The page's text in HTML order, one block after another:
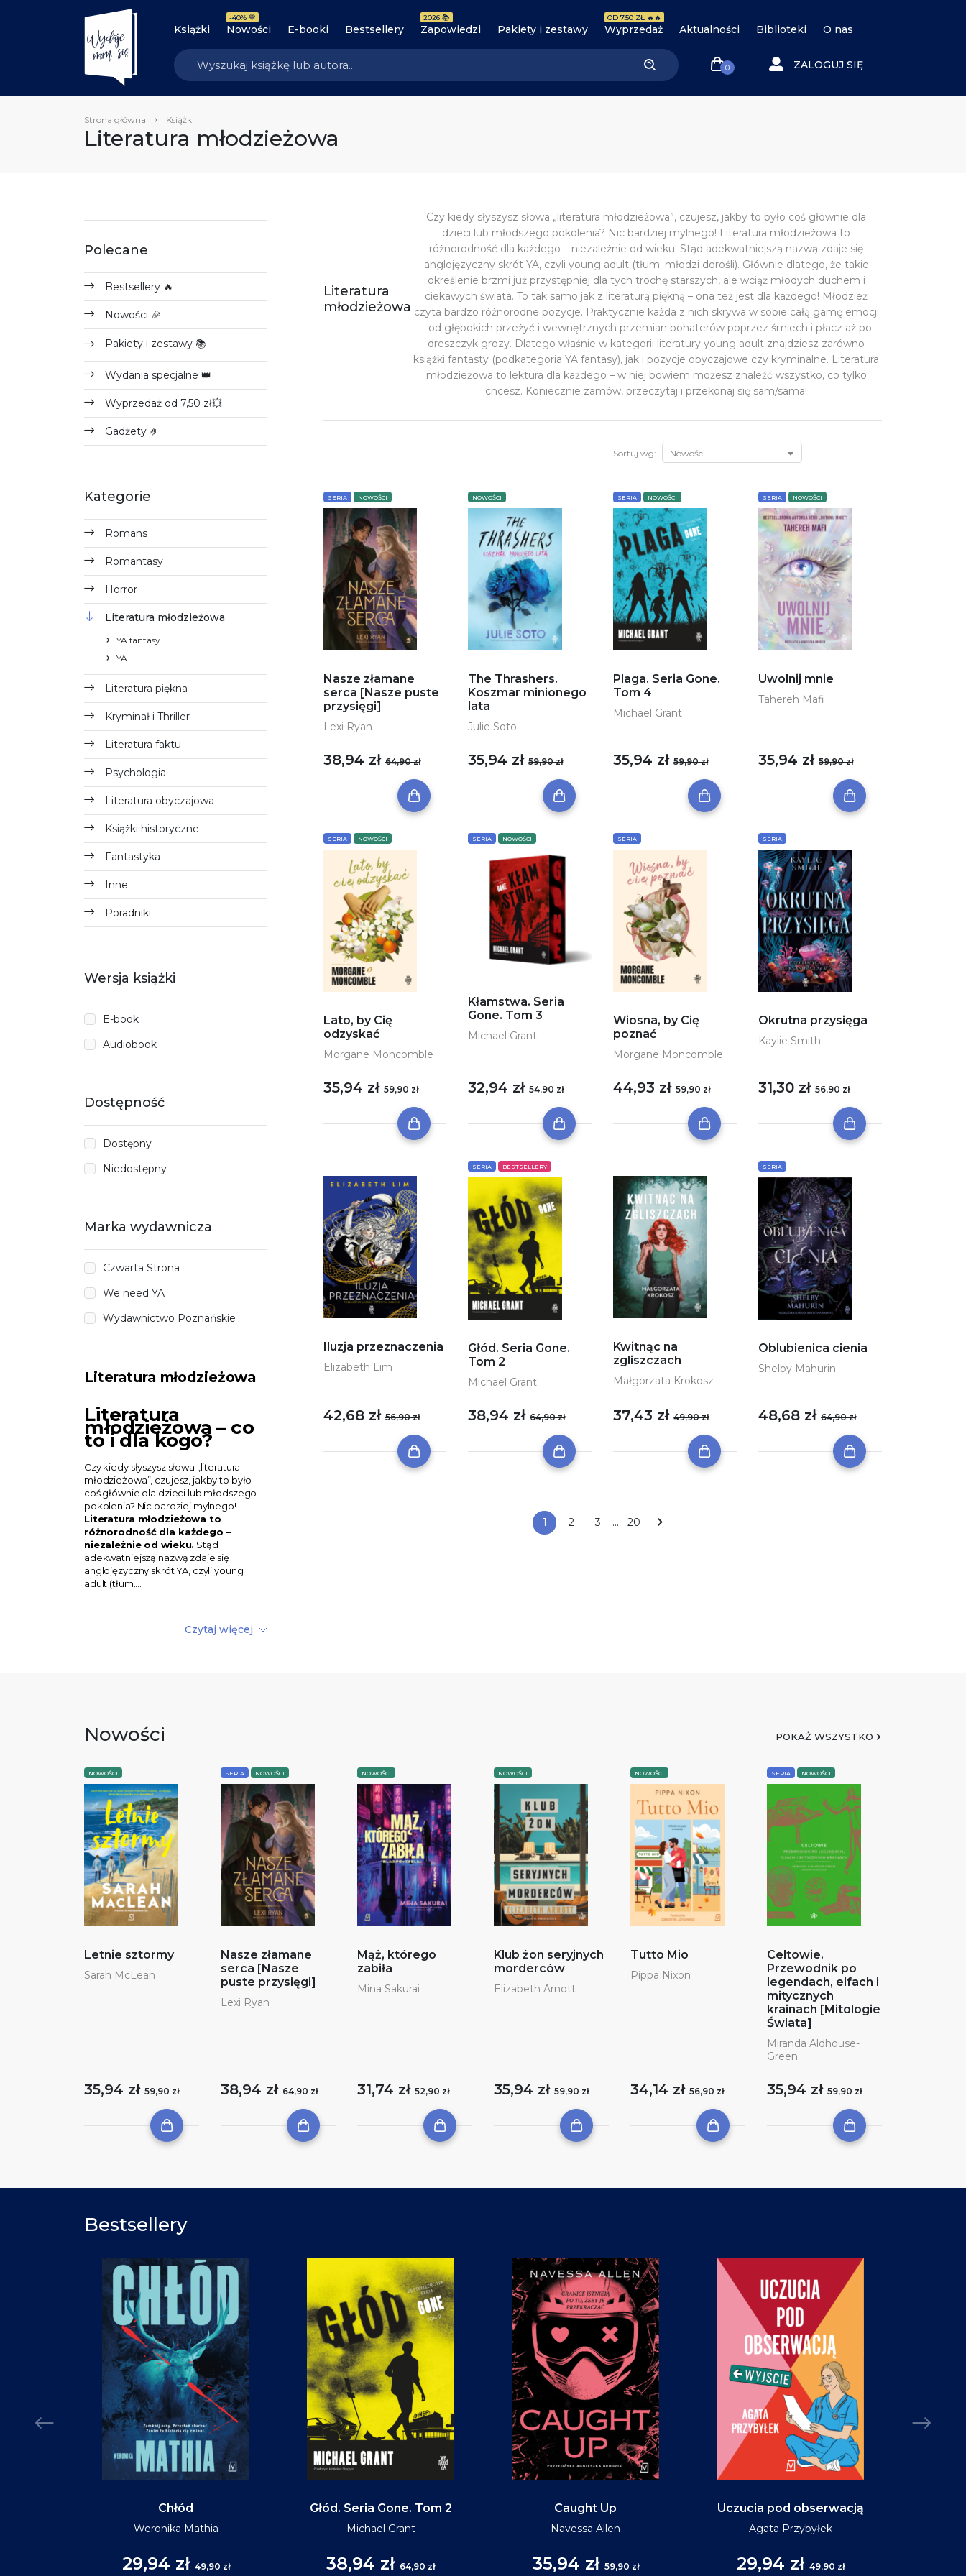
Książki Nowości
-40% 💙
E-booki Bestsellery Zapowiedzi
2026 📚
Pakiety i zestawy Wyprzedaż
OD 7.50 ZŁ 🔥🔥
Aktualności Biblioteki O nas
0 ZALOGUJ SIĘ
Strona główna Książki
Literatura młodzieżowa
Polecane
Bestsellery 🔥
Nowości 🎉
Pakiety i zestawy 📚
Wydania specjalne 👑
Wyprzedaż od 7,50 zł💥
Gadżety 🤌
Kategorie
Romans
Romantasy
Horror
Literatura młodzieżowa
YA fantasy
YA
Literatura piękna
Kryminał i Thriller
Literatura faktu
Psychologia
Literatura obyczajowa
Książki historyczne
Fantastyka
Inne
Poradniki
Wersja książki
E-book
Audiobook
Dostępność
Dostępny
Niedostępny
Marka wydawnicza
Czwarta Strona
We need YA
Wydawnictwo Poznańskie
Literatura młodzieżowa
Literatura
młodzieżowa – co
to i dla kogo?
Czy kiedy słyszysz słowa „literatura
młodzieżowa”, czujesz, jakby to było
coś głównie dla dzieci lub młodszego
pokolenia? Nic bardziej mylnego!
Literatura młodzieżowa to
różnorodność dla każdego –
niezależnie od wieku. Stąd
adekwatniejszą nazwą zdaje się
anglojęzyczny skrót YA, czyli young
adult (tłum.…
Czytaj więcej
Literatura
młodzieżowa
Czy kiedy słyszysz słowa „literatura młodzieżowa”, czujesz, jakby to było coś głównie dla
dzieci lub młodszego pokolenia? Nic bardziej mylnego! Literatura młodzieżowa to
różnorodność dla każdego – niezależnie od wieku. Stąd adekwatniejszą nazwą zdaje się
anglojęzyczny skrót YA, czyli young adult (tłum. młodzi dorośli). Głównie dlatego, że takie
określenie brzmi już przystępniej dla tych trochę starszych, ale wciąż młodych duchem i
ciekawych świata. To tak samo jak z literaturą piękną – ona też jest dla każdego! Młodzież
czyta bardzo różnorodne pozycje. Praktycznie każda z nich skrywa w sobie całą gamę emocji
– od głębokich przeżyć i wewnętrznych przemian bohaterów poprzez śmiech i płacz aż po
dreszczyk grozy. Dlatego właśnie w kategorii literatury young adult znajdziesz zarówno
książki fantasty (podkategoriaYA fantasy), jak i pozycje obyczajowe czy kryminalne. Literatura
młodzieżowa to lektura dla każdego – w niej bowiem możesz znaleźć wszystko, co tylko
chcesz. Koniecznie zamów, przeczytaj i przekonaj się sam/sama!
Sortuj wg: Nowości
SERIA NOWOŚCI
Nasze złamane
serca [Nasze puste
przysięgi]
Lexi Ryan
38,94 zł64,90 zł
NOWOŚCI
The Thrashers.
Koszmar minionego
lata
Julie Soto
35,94 zł59,90 zł
SERIA NOWOŚCI
Plaga. Seria Gone.
Tom 4
Michael Grant
35,94 zł59,90 zł
SERIA NOWOŚCI
Uwolnij mnie
Tahereh Mafi
35,94 zł59,90 zł
SERIA NOWOŚCI
Lato, by Cię
odzyskać
Morgane Moncomble
35,94 zł59,90 zł
SERIA NOWOŚCI
Kłamstwa. Seria
Gone. Tom 3
Michael Grant
32,94 zł54,90 zł
SERIA
Wiosna, by Cię
poznać
Morgane Moncomble
44,93 zł59,90 zł
SERIA
Okrutna przysięga
Kaylie Smith
31,30 zł56,90 zł
Iluzja przeznaczenia
Elizabeth Lim
42,68 zł56,90 zł
SERIA BESTSELLERY
Głód. Seria Gone.
Tom 2
Michael Grant
38,94 zł64,90 zł
Kwitnąc na
zgliszczach
Małgorzata Krokosz
37,43 zł49,90 zł
SERIA
Oblubienica cienia
Shelby Mahurin
48,68 zł64,90 zł
1 2 3 … 20
Nowości POKAŻ WSZYSTKO
NOWOŚCI
Letnie sztormy
Sarah McLean
35,94 zł 59,90 zł
SERIA NOWOŚCI
Nasze złamane
serca [Nasze
puste przysięgi]
Lexi Ryan
38,94 zł 64,90 zł
NOWOŚCI
Mąż, którego
zabiła
Mina Sakurai
31,74 zł 52,90 zł
NOWOŚCI
Klub żon seryjnych
morderców
Elizabeth Arnott
35,94 zł 59,90 zł
NOWOŚCI
Tutto Mio
Pippa Nixon
34,14 zł 56,90 zł
SERIA NOWOŚCI
Celtowie.
Przewodnik po
legendach, elfach i
mitycznych
krainach [Mitologie
Świata]
Miranda Aldhouse-
Green
35,94 zł 59,90 zł
Bestsellery
Chłód
Weronika Mathia
29,94 zł49,90 zł
Głód. Seria Gone. Tom 2
Michael Grant
38,94 zł 64,90 zł
Caught Up
Navessa Allen
35,94 zł59,90 zł
Uczucia pod obserwacją
Agata Przybyłek
29,94 zł49,90 zł